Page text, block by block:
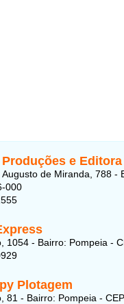
Produções e Editora
Augusto de Miranda, 788 -
000
1054 - Bairro: Pompeia -
Plotagem
81 - Bairro: Pompeia -